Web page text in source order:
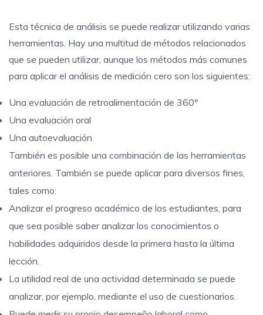
Esta técnica de análisis se puede realizar utilizando varias
herramientas. Hay una multitud de métodos relacionados
que se pueden utilizar, aunque los métodos más comunes
para aplicar el análisis de medición cero son los siguientes:
Una evaluación de retroalimentación de 360º
Una evaluación oral
Una autoevaluación
También es posible una combinación de las herramientas
anteriores. También se puede aplicar para diversos fines,
tales como:
Analizar el progreso académico de los estudiantes, para
que sea posible saber analizar los conocimientos o
habilidades adquiridos desde la primera hasta la última
lección.
La utilidad real de una actividad determinada se puede
analizar, por ejemplo, mediante el uso de cuestionarios.